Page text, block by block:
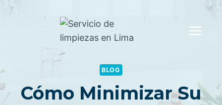
Saltar
BLOG
Cómo Minimizar Su